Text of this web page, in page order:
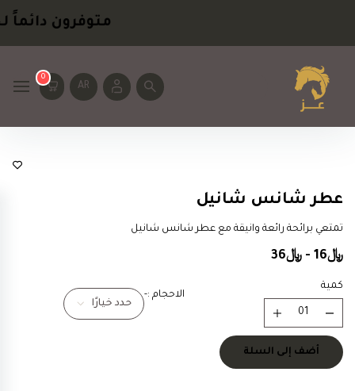
متوفرون دائماً
AR
0
عطر شانس شانيل
تمتعي برائحة رائعة وانيقة مع عطر شانس شانيل
﷼16 - ﷼36
كمية
الاحجام :-
حدد خيارًا
أضف إلى السلة